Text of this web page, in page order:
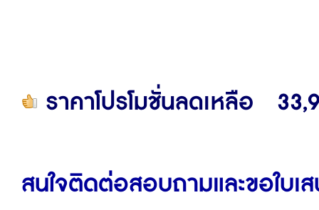
ราคาโปรโมชั่นลดเหลือ
สนใจติดต่อสอบถามและขอใบเ